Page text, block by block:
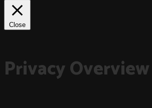
Close
Privacy Overview